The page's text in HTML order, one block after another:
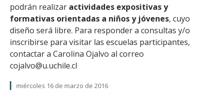
podrán realizar actividades expositivas y
formativas orientadas a niños y jóvenes, cuyo
diseño será libre. Para responder a consultas y/o
inscribirse para visitar las escuelas participantes,
contactar a Carolina Ojalvo al correo
cojalvo@u.uchile.cl
miércoles 16 de marzo de 2016